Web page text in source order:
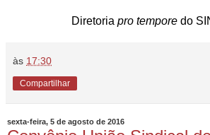
Diretoria pro tempore do
às 17:30
Compartilhar
sexta-feira, 5 de agosto de 2016